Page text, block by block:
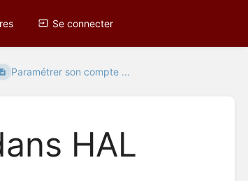
Se connecter
Paramétrer son compte ...
HAL